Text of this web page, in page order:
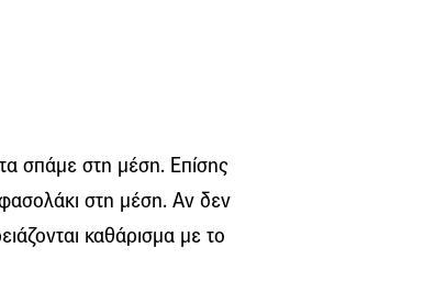
σπάμε στη μέση. Επίσης
στη μέση. Αν δεν
καθάρισμα με το